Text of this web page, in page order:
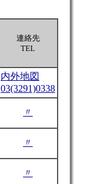
連絡先
TEL
内外地図
03(3291)0338
〃
〃
〃